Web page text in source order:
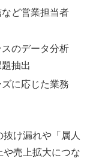
ど営業担当者
のデータ分析
抽出
に応じた業務
け漏れや「属人
売上拡大につな